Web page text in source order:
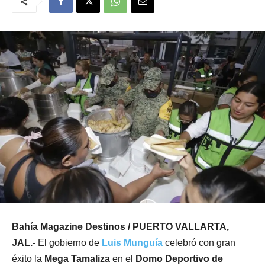
Bahía Magazine Destinos / PUERTO VALLARTA,
JAL.- El gobierno de Luis Munguía celebró con gran
éxito la Mega Tamaliza en el
Domo Deportivo de